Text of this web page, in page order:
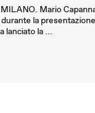
Mario
la
lanciato la ...